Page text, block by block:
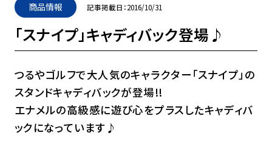
商品情報 記事掲載日：2016/10/31
「スナイプ」キャディバック登場♪
つるやゴルフで大人気のキャラクター「スナイプ」の
スタンドキャディバックが登場!!
エナメルの高級感に遊び心をプラスしたキャディバ
ックになっています♪